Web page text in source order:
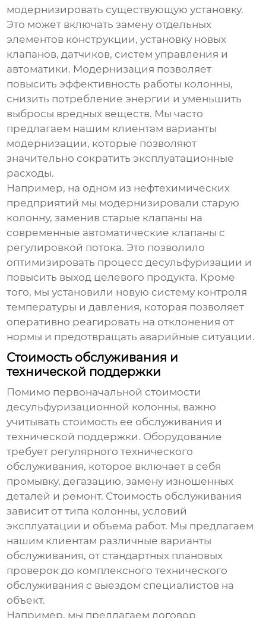
модернизировать существующую установку.
Это может включать замену отдельных
элементов конструкции, установку новых
клапанов, датчиков, систем управления и
автоматики. Модернизация позволяет
повысить эффективность работы колонны,
снизить потребление энергии и уменьшить
выбросы вредных веществ. Мы часто
предлагаем нашим клиентам варианты
модернизации, которые позволяют
значительно сократить эксплуатационные
расходы.
Например, на одном из нефтехимических
предприятий мы модернизировали старую
колонну, заменив старые клапаны на
современные автоматические клапаны с
регулировкой потока. Это позволило
оптимизировать процесс десульфуризации и
повысить выход целевого продукта. Кроме
того, мы установили новую систему контроля
температуры и давления, которая позволяет
оперативно реагировать на отклонения от
нормы и предотвращать аварийные ситуации.
Стоимость обслуживания и
технической поддержки
Помимо первоначальной стоимости
десульфуризационной колонны, важно
учитывать стоимость ее обслуживания и
технической поддержки. Оборудование
требует регулярного технического
обслуживания, которое включает в себя
промывку, дегазацию, замену изношенных
деталей и ремонт. Стоимость обслуживания
зависит от типа колонны, условий
эксплуатации и объема работ. Мы предлагаем
нашим клиентам различные варианты
обслуживания, от стандартных плановых
проверок до комплексного технического
обслуживания с выездом специалистов на
объект.
Например, мы предлагаем договор